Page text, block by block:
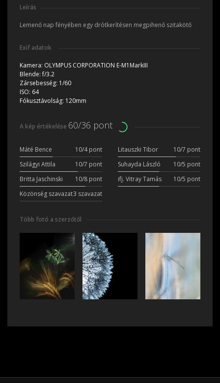
Leírás
Lemenő nap fényében egy drótkerítésen megpihenő szitakötő
Exif adatok
Kamera: OLYMPUS CORPORATION E-M1MarkIII
Blende:f/3.2
Zársebesség: 1/60
ISO: 64
Fókusztávolság: 120mm
A kép értékelése 60/36 pont
Máté Bence 10/4 pont Litauszki Tibor
10/7 pont
Szilágyi Attila
10/7 pont Suhayda László
10/5 pont
Britta Jaschinski
10/8 pont ifj. Vitray Tamás
10/5 pont
Közönség szavazat3 szavazat
Több fotó a szerzőtől